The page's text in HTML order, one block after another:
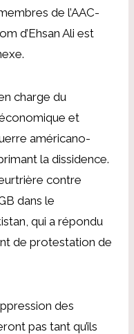
de l’AAC-
d’Ehsan Ali est
charge du
et
américano-
la dissidence.
contre
dans le
qui a répondu
de protestation de
des
pas tant qu’ils